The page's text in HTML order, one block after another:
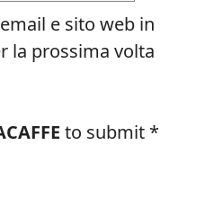
e sito web in
la prossima volta
to submit *